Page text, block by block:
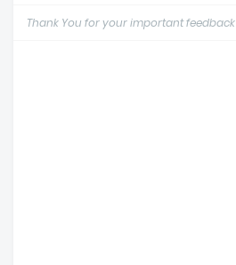
Thank You for your important feedback